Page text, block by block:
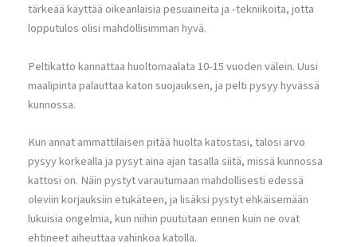
tärkeää käyttää oikeanlaisia pesuaineita ja -tekniikoita, jotta
lopputulos olisi mahdollisimman hyvä.
Peltikatto kannattaa huoltomaalata 10-15 vuoden välein. Uusi
maalipinta palauttaa katon suojauksen, ja pelti pysyy hyvässä
kunnossa.
Kun annat ammattilaisen pitää huolta katostasi, talosi arvo
pysyy korkealla ja pysyt aina ajan tasalla siitä, missä kunnossa
kattosi on. Näin pystyt varautumaan mahdollisesti edessä
oleviin korjauksiin etukäteen, ja lisäksi pystyt ehkäisemään
lukuisia ongelmia, kun niihin puututaan ennen kuin ne ovat
ehtineet aiheuttaa vahinkoa katolla.